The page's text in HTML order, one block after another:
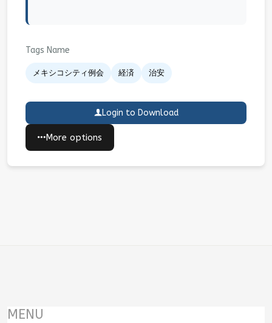
Tags Name
メキシコシティ例会 経済 治安
Login to Download
More options
MENU